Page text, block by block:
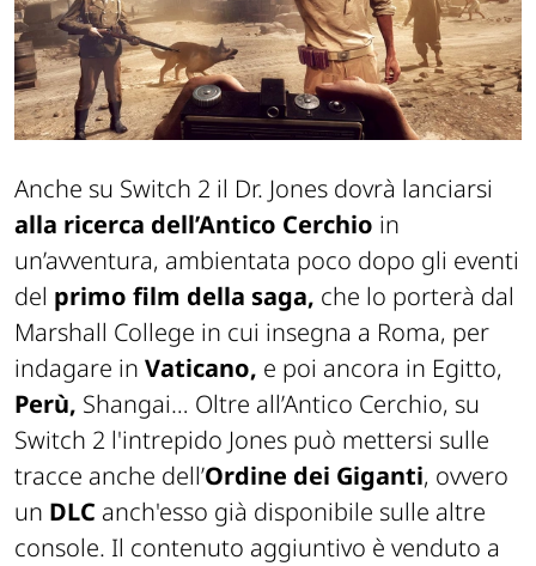
Anche su Switch 2 il Dr. Jones dovrà lanciarsi
alla ricerca dell’Antico Cerchio in
un’avventura, ambientata poco dopo gli eventi
del primo film della saga, che lo porterà dal
Marshall College in cui insegna a Roma, per
indagare in Vaticano, e poi ancora in Egitto,
Perù, Shangai… Oltre all’Antico Cerchio, su
Switch 2 l'intrepido Jones può mettersi sulle
tracce anche dell’Ordine dei Giganti, ovvero
un DLC anch'esso già disponibile sulle altre
console. Il contenuto aggiuntivo è venduto a